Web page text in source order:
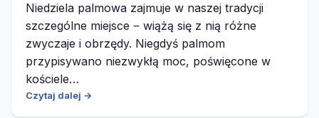
Niedziela palmowa zajmuje w naszej tradycji
szczególne miejsce ‒ wiążą się z nią różne
zwyczaje i obrzędy. Niegdyś palmom
przypisywano niezwykłą moc, poświęcone w
kościele…
Czytaj dalej →